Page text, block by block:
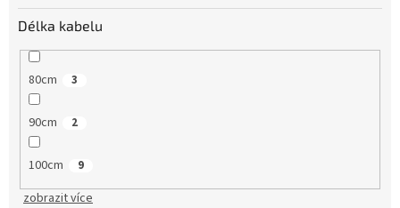
Délka kabelu
80cm 3
90cm 2
100cm 9
zobrazit více